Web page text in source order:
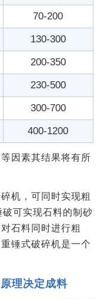
70-200
130-300
200-350
230-500
300-700
400-1200
因素其结果将有所
机，可同时实现粗
可实现石料的制砂
石料同时进行粗
锤式破碎机是一个
理决定成料